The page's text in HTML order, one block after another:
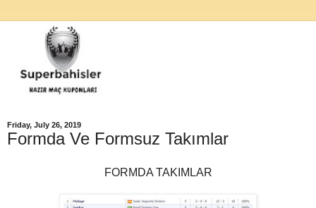
Friday, July 26, 2019
Formda Ve Formsuz Takımlar
FORMDA TAKIMLAR